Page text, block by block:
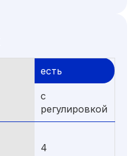
есть
с
регулировкой
4